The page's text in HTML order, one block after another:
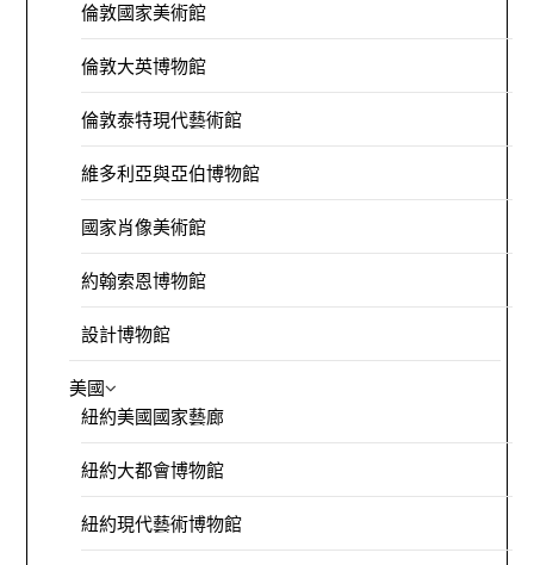
倫敦國家美術館
倫敦大英博物館
倫敦泰特現代藝術館
維多利亞與亞伯博物館
國家肖像美術館
約翰索恩博物館
設計博物館
美國
紐約美國國家藝廊
紐約大都會博物館
紐約現代藝術博物館